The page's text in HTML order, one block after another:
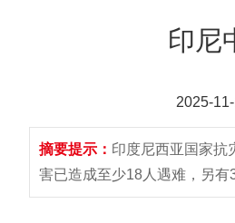
印尼
2025-
摘要提示： 印度尼西亚国家抗
害已造成至少18人遇难，另有